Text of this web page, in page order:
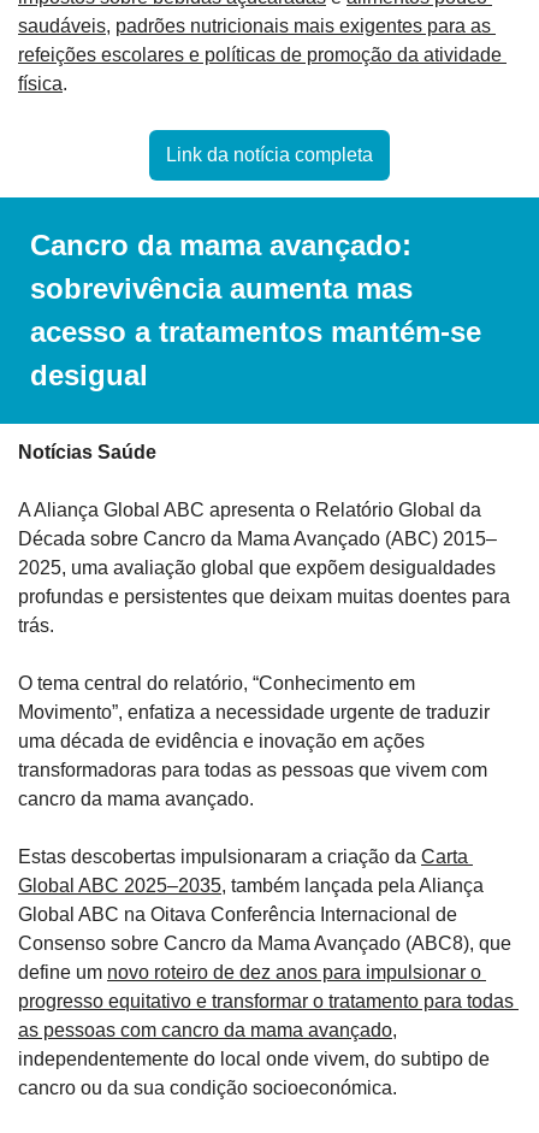
saudáveis, padrões nutricionais mais exigentes para as
refeições escolares e políticas de promoção da atividade
física.
Link da notícia completa
Cancro da mama avançado:
sobrevivência aumenta mas
acesso a tratamentos mantém-se
desigual
Notícias Saúde
A Aliança Global ABC apresenta o Relatório Global da
Década sobre Cancro da Mama Avançado (ABC) 2015–
2025, uma avaliação global que expõem desigualdades
profundas e persistentes que deixam muitas doentes para
trás.
O tema central do relatório, “Conhecimento em
Movimento”, enfatiza a necessidade urgente de traduzir
uma década de evidência e inovação em ações
transformadoras para todas as pessoas que vivem com
cancro da mama avançado.
Estas descobertas impulsionaram a criação da Carta
Global ABC 2025–2035, também lançada pela Aliança
Global ABC na Oitava Conferência Internacional de
Consenso sobre Cancro da Mama Avançado (ABC8), que
define um novo roteiro de dez anos para impulsionar o
progresso equitativo e transformar o tratamento para todas
as pessoas com cancro da mama avançado,
independentemente do local onde vivem, do subtipo de
cancro ou da sua condição socioeconómica.